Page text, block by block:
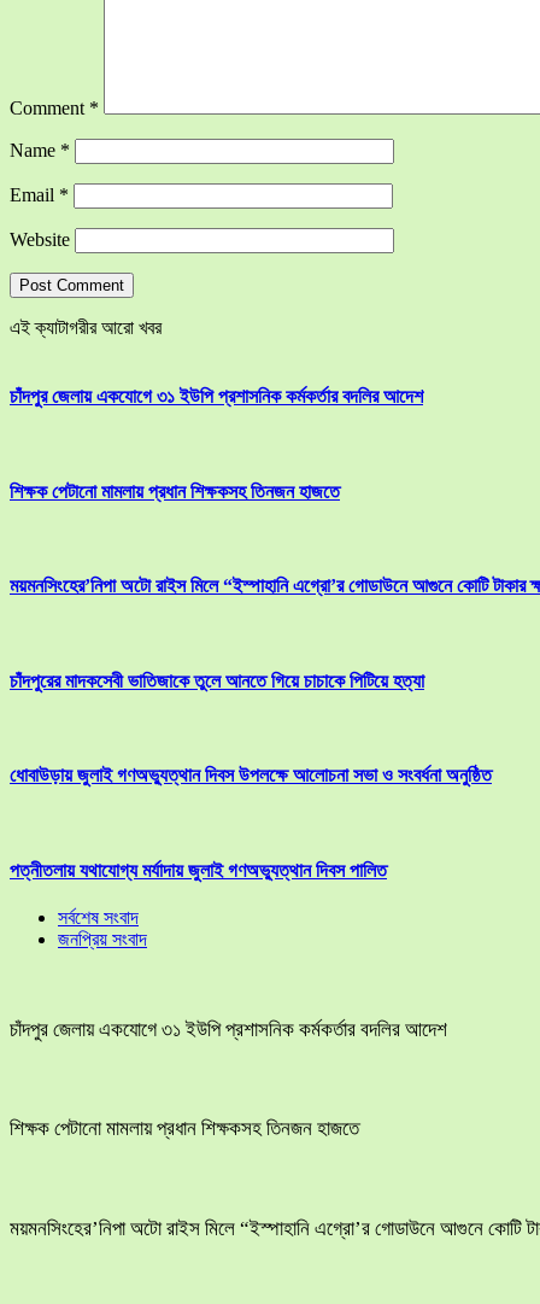
Comment *
Name *
Email *
Website
এই ক্যাটাগরীর আরো খবর
চাঁদপুর জেলায় একযোগে ৩১ ইউপি প্রশাসনিক কর্মকর্তার বদলির আদেশ
শিক্ষক পেটানো মামলায় প্রধান শিক্ষকসহ তিনজন হাজতে
ময়মনসিংহের’নিপা অটো রাইস মিলে “ইস্পাহানি এগ্রো’র গোডাউনে আগুনে কোটি টাকার
চাঁদপুরের মাদকসেবী ভাতিজাকে তুলে আনতে গিয়ে চাচাকে পিটিয়ে হত্যা
ধোবাউড়ায় জুলাই গণঅভ্যুত্থান দিবস উপলক্ষে আলোচনা সভা ও সংবর্ধনা অনুষ্ঠিত
পত্নীতলায় যথাযোগ্য মর্যাদায় জুলাই গণঅভ্যুত্থান দিবস পালিত
সর্বশেষ সংবাদ
জনপ্রিয় সংবাদ
চাঁদপুর জেলায় একযোগে ৩১ ইউপি প্রশাসনিক কর্মকর্তার বদলির আদেশ
শিক্ষক পেটানো মামলায় প্রধান শিক্ষকসহ তিনজন হাজতে
ময়মনসিংহের’নিপা অটো রাইস মিলে “ইস্পাহানি এগ্রো’র গোডাউনে আগুনে কোটি